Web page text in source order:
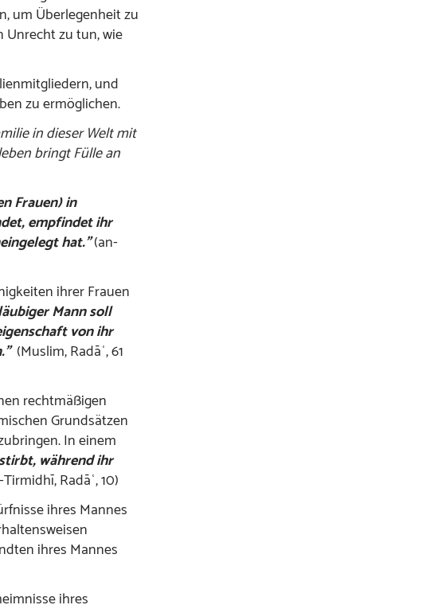
um Überlegenheit zu
zu tun, wie
und
zu ermöglichen.
in dieser Welt mit
bringt Fülle an
Frauen) in
empfindet ihr
hat.”(an-
ihrer Frauen
Mann soll
von ihr
(Muslim, Radāʿ, 61
rechtmäßigen
Grundsätzen
In einem
während ihr
Radāʿ, 10)
ihres Mannes
ihres Mannes
ihres